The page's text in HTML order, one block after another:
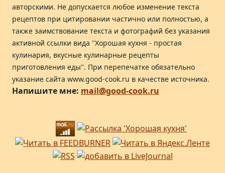
авторскими. Не допускается любое изменение текста
рецептов при цитировании частично или полностью, а
также заимствование текста и фотографий без указания
активной ссылки вида "Хорошая кухня - простая
кулинария, вкусные кулинарные рецепты
приготовления еды". При перепечатке обязательно
указание сайта www.good-cook.ru в качестве источника.
Напишите мне: mail@good-cook.ru